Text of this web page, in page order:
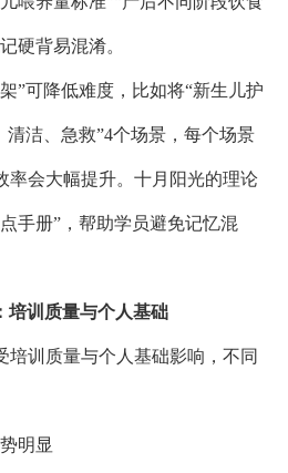
硬背易混淆。
”可降低难度，比如将“新生儿护
清洁、急救”4个场景，每个场景
率会大幅提升。十月阳光的理论
手册”，帮助学员避免记忆混
培训质量与个人基础
培训质量与个人基础影响，不同
明显